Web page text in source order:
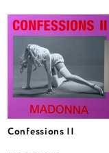
Confessions II